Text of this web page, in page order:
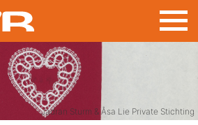
Jadran Sturm & Åsa Lie Private Stichting